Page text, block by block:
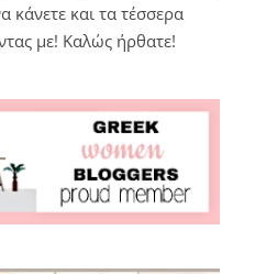
κάνετε και τα τέσσερα
με! Καλώς ήρθατε!